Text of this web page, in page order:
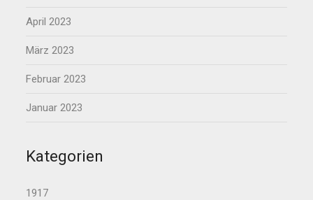
April 2023
März 2023
Februar 2023
Januar 2023
Kategorien
1917